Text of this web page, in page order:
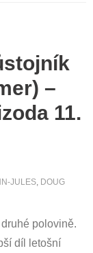
–
11.
JULES, DOUG
polovině.
díl letošní